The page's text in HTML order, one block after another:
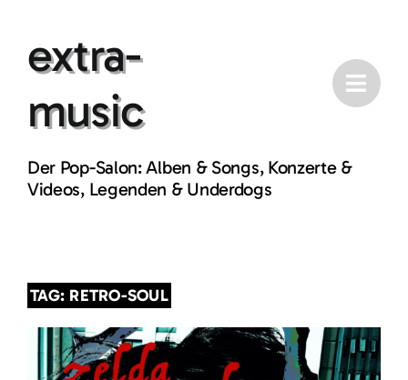
contentextra-
music
Der Pop-Salon: Alben & Songs, Konzerte &
Videos, Legenden & Underdogs
TAG: RETRO-SOUL